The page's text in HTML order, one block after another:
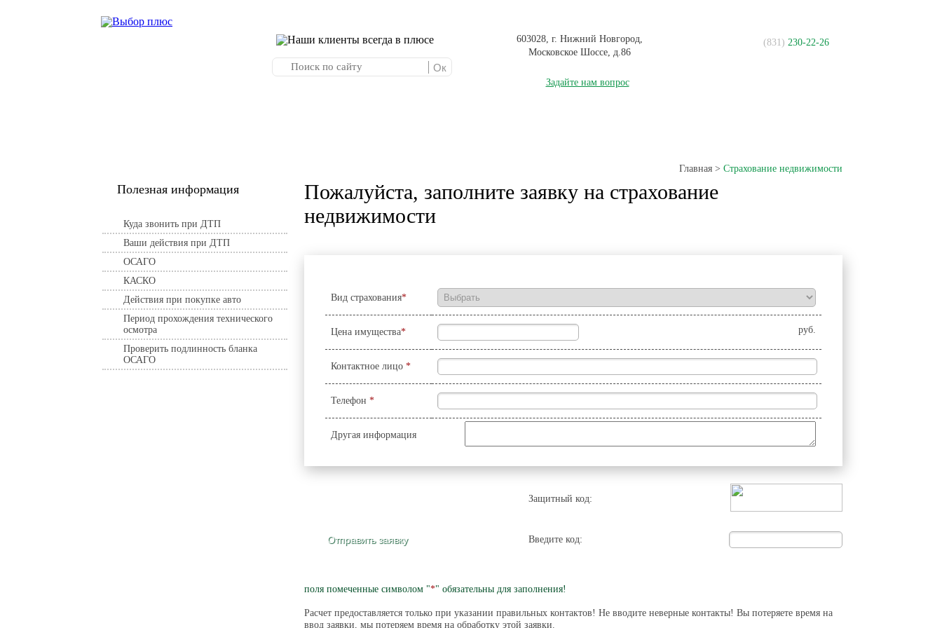
603028, г. Нижний Новгород,
Московское Шоссе, д.86
Задайте нам вопрос
(831) 230-22-26
Полезная информация
Куда звонить при ДТП
Ваши действия при ДТП
ОСАГО
КАСКО
Действия при покупке авто
Период прохождения технического
осмотра
Проверить подлинность бланка
ОСАГО
Пожалуйста, заполните заявку на страхование
недвижимости
Вид страхования*
Цена имущества* руб.
Контактное лицо *
Телефон *
Другая информация
Защитный код:
Введите код:
поля помеченные символом "*" обязательны для заполнения!
Расчет предоставляется только при указании правильных контактов! Не вводите неверные контакты! Вы потеряете время на
ввод заявки, мы потеряем время на обработку этой заявки.
Главная > Страхование недвижимости